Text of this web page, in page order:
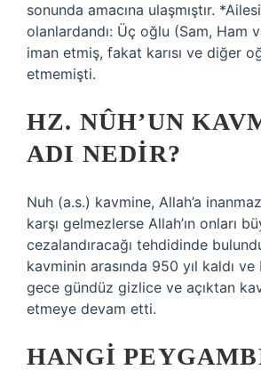
sonunda amacına ulaşmıştır.
olanlardandı: Üç oğlu (Sam, Ham
iman etmiş, fakat karısı ve diğer
etmemişti.
HZ. NÛH’UN
ADI NEDIR?
Nuh (a.s.) kavmine, Allah’a
karşı gelmezlerse Allah’ın onları
cezalandıracağı tehdidinde
kavminin arasında 950 yıl kaldı
gece gündüz gizlice ve açıktan
etmeye devam etti.
HANGI